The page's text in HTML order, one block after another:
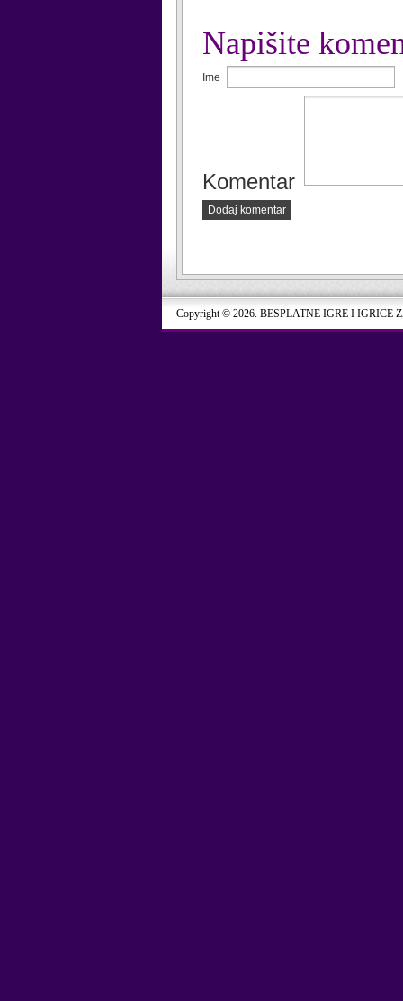
Napišite
Ime
Komentar
Dodaj komentar
Copyright © 2026. BESPLATNE IGRE I IGRICE